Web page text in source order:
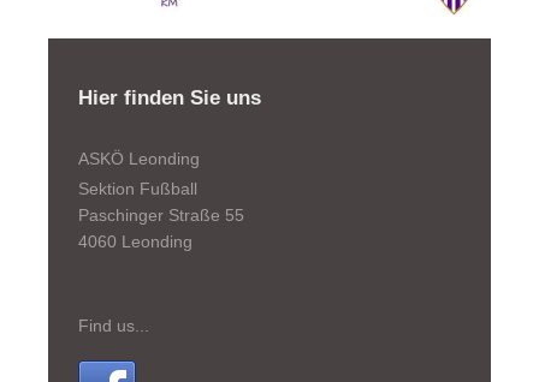
Hier finden Sie uns
ASKÖ Leonding
Sektion Fußball
Paschinger Straße 55
4060 Leonding
Find us...